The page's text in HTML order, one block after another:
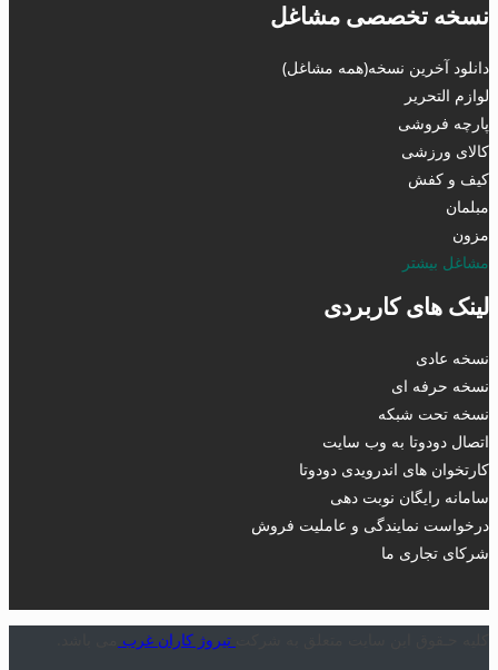
نسخه تخصصی مشاغل
دانلود آخرین نسخه(همه مشاغل)
لوازم التحریر
پارچه فروشی
کالای ورزشی
کیف و کفش
مبلمان
مزون
مشاغل بیشتر
لینک های کاربردی
نسخه عادی
نسخه حرفه ای
نسخه تحت شبکه
اتصال دودوتا به وب سایت
کارتخوان های اندرویدی دودوتا
سامانه رایگان نوبت دهی
درخواست نمایندگی و عاملیت فروش
شرکای تجاری ما
تیروژ کاران غرب